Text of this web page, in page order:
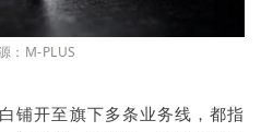
：M-PLUS
铺开至旗下多条业务线，都指